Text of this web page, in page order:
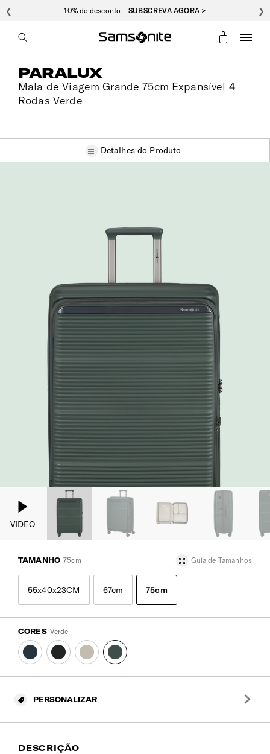
10% de desconto –SUBSCREVA AGORA >
❮ ❯
PARALUX
Mala de Viagem Grande 75cm Expansível 4
Rodas Verde
Detalhes do Produto
VIDEO
TAMANHO 75cm Guia de Tamanhos
55x40x23CM 67cm 75cm
CORES Verde
PERSONALIZAR
DESCRIÇÃO